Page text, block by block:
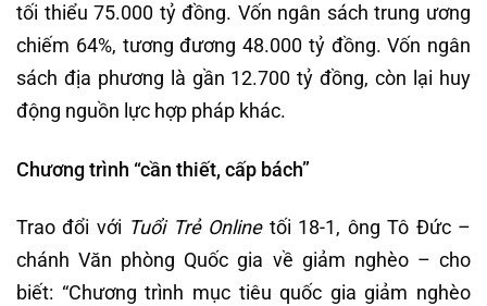
tối thiểu 75.000 tỷ đồng. Vốn ngân sách trung ương
chiếm 64%, tương đương 48.000 tỷ đồng. Vốn ngân
sách địa phương là gần 12.700 tỷ đồng, còn lại huy
động nguồn lực hợp pháp khác.
Chương trình “cần thiết, cấp bách”
Trao đổi với Tuổi Trẻ Onlinetối 18-1, ông Tô Đức –
chánh Văn phòng Quốc gia về giảm nghèo – cho
biết: “Chương trình mục tiêu quốc gia giảm nghèo